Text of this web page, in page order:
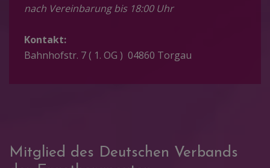
nach Vereinbarung bis 18:00 Uhr
Kontakt:
Bahnhofstr. 7 ( 1. OG ) 04860 Torgau
Mitglied des Deutschen Verbands